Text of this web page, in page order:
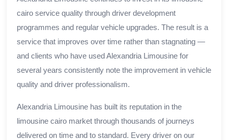
cairo service quality through driver development
programmes and regular vehicle upgrades. The result is a
service that improves over time rather than stagnating —
and clients who have used Alexandria Limousine for
several years consistently note the improvement in vehicle
quality and driver professionalism.
Alexandria Limousine has built its reputation in the
limousine cairo market through thousands of journeys
delivered on time and to standard. Every driver on our